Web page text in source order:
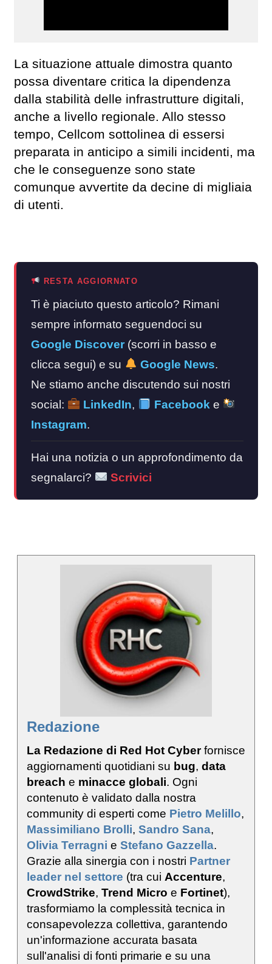
La situazione attuale dimostra quanto
possa diventare critica la dipendenza
dalla stabilità delle infrastrutture digitali,
anche a livello regionale. Allo stesso
tempo, Cellcom sottolinea di essersi
preparata in anticipo a simili incidenti, ma
che le conseguenze sono state
comunque avvertite da decine di migliaia
di utenti.
RESTA AGGIORNATO
Ti è piaciuto questo articolo? Rimani
sempre informato seguendoci su
Google Discover (scorri in basso e
clicca segui) e su
Google News.
Ne stiamo anche discutendo sui nostri
social:
LinkedIn, Facebook e
Instagram.
Hai una notizia o un approfondimento da
segnalarci?
Scrivici
Redazione
La Redazione di Red Hot Cyberfornisce
aggiornamenti quotidiani su bug, data
breach e minacce globali. Ogni
contenuto è validato dalla nostra
community di esperti come Pietro Melillo,
Massimiliano Brolli, Sandro Sana,
Olivia Terragni e Stefano Gazzella.
Grazie alla sinergia con i nostri Partner
leader nel settore (tra cui Accenture,
CrowdStrike, Trend Micro e Fortinet),
trasformiamo la complessità tecnica in
consapevolezza collettiva, garantendo
un'informazione accurata basata
sull'analisi di fonti primarie e su una